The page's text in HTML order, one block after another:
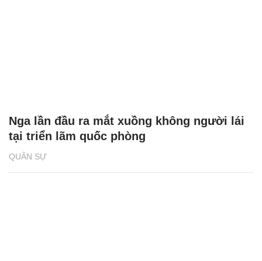
QUÂN SỰ
Nga lần đầu ra mắt xuồng không người lái
tại triển lãm quốc phòng